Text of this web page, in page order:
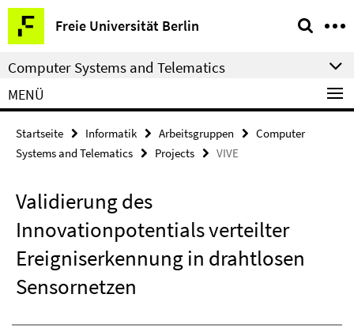
Springe
direkt
zu
Inhalt
Freie Universität Berlin
Service-
Navigation
Computer Systems and Telematics
MENÜ
Startseite Informatik Arbeitsgruppen
Computer
Systems and Telematics
Projects VIVE
Validierung des
Innovationpotentials verteilter
Ereigniserkennung in drahtlosen
Sensornetzen